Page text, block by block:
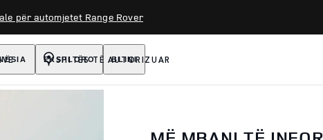
për automjetet Range Rover
EKSPLORO BLINI
SHITËS TË AUTORIZUAR